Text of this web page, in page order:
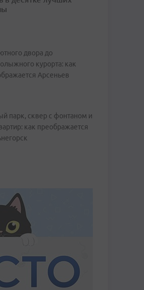
двора до
курорта: как
Арсеньев
парк, сквер с фонтаном и
как преображается